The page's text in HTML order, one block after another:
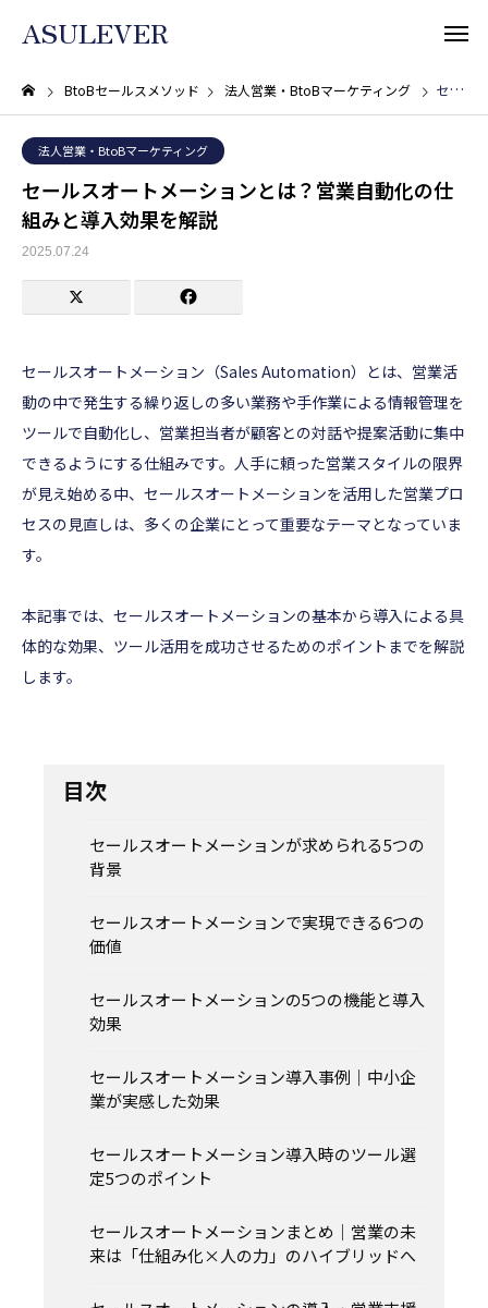
ASULEVER
BtoBセールスメソッド 法人営業・BtoBマーケティング セールスオートメーションとは？営業自動化の仕組みと導入効果を解説
法人営業・BtoBマーケティング
セールスオートメーションとは？営業自動化の仕
組みと導入効果を解説
2025.07.24
セールスオートメーション（Sales Automation）とは、営業活
動の中で発生する繰り返しの多い業務や手作業による情報管理を
ツールで自動化し、営業担当者が顧客との対話や提案活動に集中
できるようにする仕組みです。人手に頼った営業スタイルの限界
が見え始める中、セールスオートメーションを活用した営業プロ
セスの見直しは、多くの企業にとって重要なテーマとなっていま
す。
本記事では、セールスオートメーションの基本から導入による具
体的な効果、ツール活用を成功させるためのポイントまでを解説
します。
目次
セールスオートメーションが求められる5つの
背景
セールスオートメーションで実現できる6つの
価値
セールスオートメーションの5つの機能と導入
効果
セールスオートメーション導入事例｜中小企
業が実感した効果
セールスオートメーション導入時のツール選
定5つのポイント
セールスオートメーションまとめ｜営業の未
来は「仕組み化×人の力」のハイブリッドへ